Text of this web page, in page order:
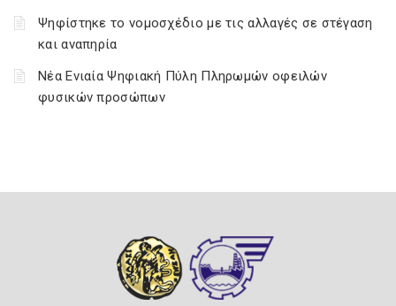
Ψηφίστηκε το νομοσχέδιο με τις αλλαγές σε στέγαση
και αναπηρία
Νέα Ενιαία Ψηφιακή Πύλη Πληρωμών οφειλών
φυσικών προσώπων